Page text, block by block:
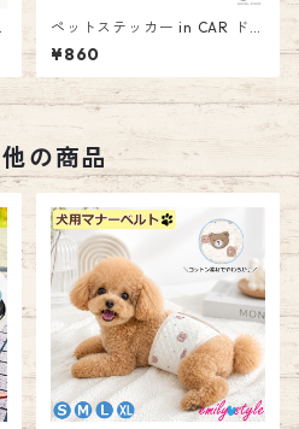
ペットステッカー in CAR ドッ
グインカー 車 ペット 愛犬 DO
G ゼネラルステッカー 柴犬 シ
ーズー ヨーキー シュナウザー
ダックス ボストンテリア チワ
¥860
の商品